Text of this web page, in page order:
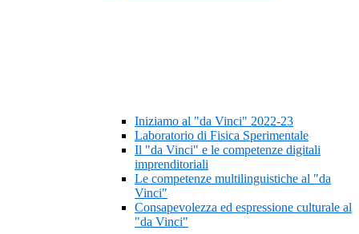
Iniziamo al "da Vinci" 2022-23
Laboratorio di Fisica Sperimentale
Il "da Vinci" e le competenze digitali
imprenditoriali
Le competenze multilinguistiche al "da
Vinci"
Consapevolezza ed espressione culturale al
"da Vinci"